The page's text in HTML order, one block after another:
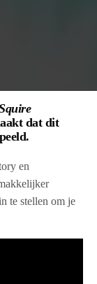
dat dit
en
te stellen om je